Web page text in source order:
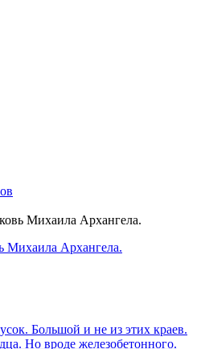
Михаила Архангела.